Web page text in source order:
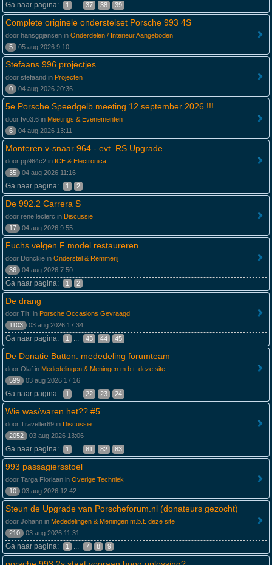
Ga naar pagina: 1 ... 37 38 39
Complete originele onderstelset Porsche 993 4S
door hansgpjansen in Onderdelen / Interieur Aangeboden
5
05 aug 2026 9:10
Stefaans 996 projectjes
door stefaand in Projecten
0
04 aug 2026 20:36
5e Porsche Speedgelb meeting 12 september 2026 !!!
door Ivo3.6 in Meetings & Evenementen
6
04 aug 2026 13:11
Monteren v-snaar 964 - evt. RS Upgrade.
door pp964c2 in ICE & Electronica
35
04 aug 2026 11:16
Ga naar pagina: 1 2
De 992.2 Carrera S
door rene leclerc in Discussie
17
04 aug 2026 9:55
Fuchs velgen F model restaureren
door Donckie in Onderstel & Remmerij
36
04 aug 2026 7:50
Ga naar pagina: 1 2
De drang
door Tilt! in Porsche Occasions Gevraagd
1103
03 aug 2026 17:34
Ga naar pagina: 1 ... 43 44 45
De Donatie Button: mededeling forumteam
door Olaf in Mededelingen & Meningen m.b.t. deze site
599
03 aug 2026 17:16
Ga naar pagina: 1 ... 22 23 24
Wie was/waren het?? #5
door Traveller69 in Discussie
2052
03 aug 2026 13:06
Ga naar pagina: 1 ... 81 82 83
993 passagiersstoel
door Targa Floriaan in Overige Techniek
10
03 aug 2026 12:42
Steun de Upgrade van Porscheforum.nl (donateurs gezocht)
door Johann in Mededelingen & Meningen m.b.t. deze site
210
03 aug 2026 11:31
Ga naar pagina: 1 ... 7 8 9